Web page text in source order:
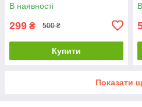
В наявності
299 ₴ 500 ₴
Купити
Показати